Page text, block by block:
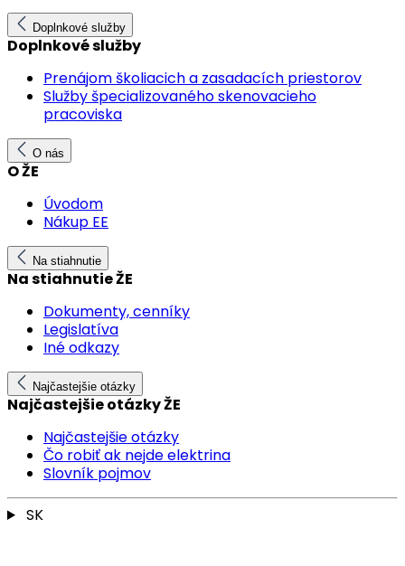
Doplnkové služby
Doplnkové služby
Prenájom školiacich a zasadacích priestorov
Služby špecializovaného skenovacieho
pracoviska
O nás
O ŽE
Úvodom
Nákup EE
Na stiahnutie
Na stiahnutie ŽE
Dokumenty, cenníky
Legislatíva
Iné odkazy
Najčastejšie otázky
Najčastejšie otázky ŽE
Najčastejšie otázky
Čo robiť ak nejde elektrina
Slovník pojmov
SK